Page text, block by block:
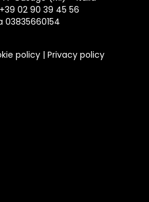
02 90 39 45 56
03835660154
policy | Privacy policy